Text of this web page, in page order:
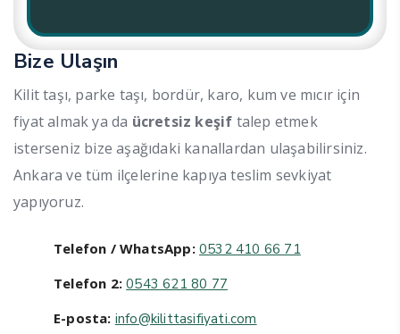
Bize Ulaşın
Kilit taşı, parke taşı, bordür, karo, kum ve mıcır için
fiyat almak ya da ücretsiz keşif talep etmek
isterseniz bize aşağıdaki kanallardan ulaşabilirsiniz.
Ankara ve tüm ilçelerine kapıya teslim sevkiyat
yapıyoruz.
Telefon / WhatsApp: 0532 410 66 71
Telefon 2: 0543 621 80 77
E-posta: info@kilittasifiyati.com